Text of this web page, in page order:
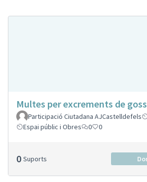
Multes per excrements de
Participació Ciutadana AJCastelldefels
Espai públic i Obres
0 0
0 Suports